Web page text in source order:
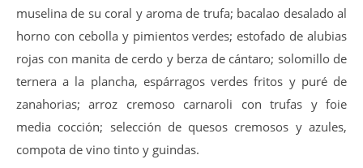
muselina de su coral y aroma de trufa; bacalao desalado al
horno con cebolla y pimientos verdes; estofado de alubias
rojas con manita de cerdo y berza de cántaro; solomillo de
ternera a la plancha, espárragos verdes fritos y puré de
zanahorias; arroz cremoso carnaroli con trufas y foie
media cocción; selección de quesos cremosos y azules,
compota de vino tinto y guindas.